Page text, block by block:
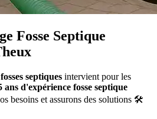
Fosse Septique
fosses septiques intervient pour les
ans d'expérience fosse septique
besoins et assurons des solutions 🛠️